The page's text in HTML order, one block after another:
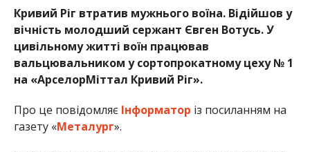
Кривий Ріг втратив мужнього воїна. Відійшов у
вічність молодший сержант Євген Вотусь. У
цивільному житті воїн працював
вальцювальником у сортопрокатному цеху № 1
на «АрселорМіттал Кривий Ріг».
Про це повідомляє Інформатор із посиланням на
газету «Металург».